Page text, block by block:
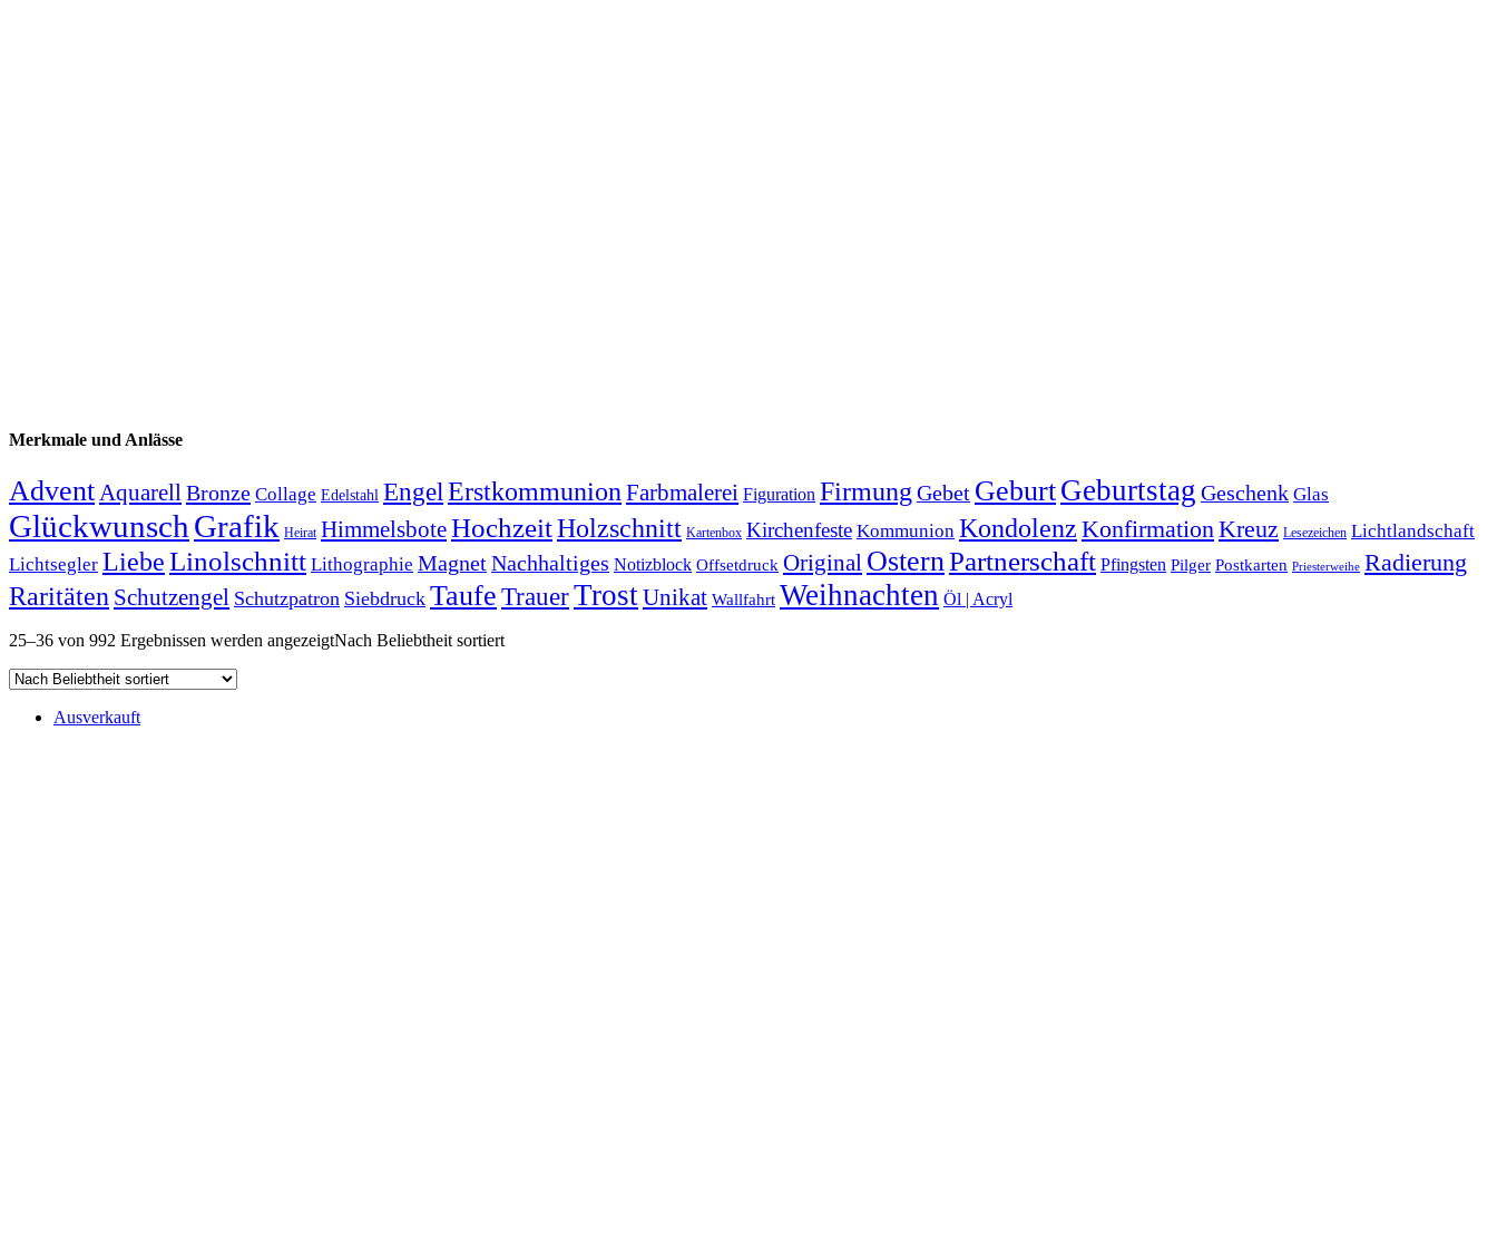
Merkmale und Anlässe
AdventAquarellBronze Collage Edelstahl EngelErstkommunionFarbmalerei Figuration FirmungGebet GeburtGeburtstag Geschenk Glas
GlückwunschGrafik Heirat HimmelsboteHochzeitHolzschnitt Kartenbox Kirchenfeste Kommunion Kondolenz KonfirmationKreuz Lesezeichen Lichtlandschaft
Lichtsegler LiebeLinolschnitt Lithographie MagnetNachhaltiges Notizblock Offsetdruck Original OsternPartnerschaft Pfingsten Pilger Postkarten Priesterweihe Radierung
Raritäten Schutzengel Schutzpatron Siebdruck Taufe TrauerTrostUnikat Wallfahrt Weihnachten Öl | Acryl
25–36 von 992 Ergebnissen werden angezeigtNach Beliebtheit sortiert
Ausverkauft